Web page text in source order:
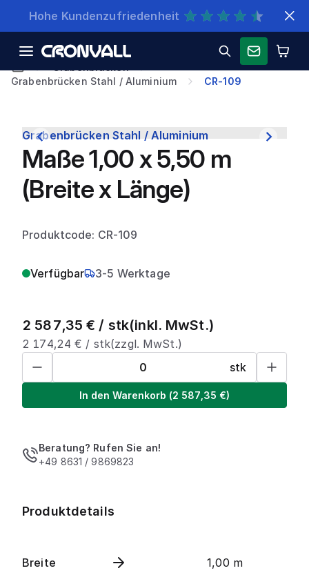
Schnelle Lieferung
Grabenbrücken Stahl / Aluminium
CR-109
Grabenbrücken Stahl / Aluminium
Maße 1,00 x 5,50 m
(Breite x Länge)
Produktcode: CR-109
Verfügbar 3-5 Werktage
2 587,35 € / stk(inkl. MwSt.)
2 174,24 € / stk(zzgl. MwSt.)
stk
In den Warenkorb (2 587,35 €)
Beratung? Rufen Sie an!
+49 8631 / 9869823
Produktdetails
Breite
1,00 m